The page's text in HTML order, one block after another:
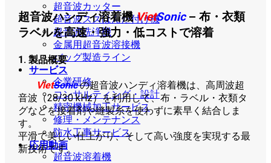
超音波カッター
超音波スズはんだ付け機
超音波洗浄機
金属用超音波溶接機
バッグ製造ライン
サービス
企業研修
コンサルティング・設計
精密機械加工サービス
修理・メンテナンス
防水工事サービス
応用動画
超音波溶着機
超音波ハンディ溶着機VietSonic– 布・衣類
ラベルを高速・強力・低コストで溶着
1. 製品概要
VietSonicの超音波ハンディ溶着機は、高周波超
音波（28/30 kHz）を利用して、布・ラベル・衣類タ
グなどを接着剤や縫製糸を使わずに素早く結合しま
す。
平滑で美しい仕上がり、そして高い強度を実現する最
新技術です。